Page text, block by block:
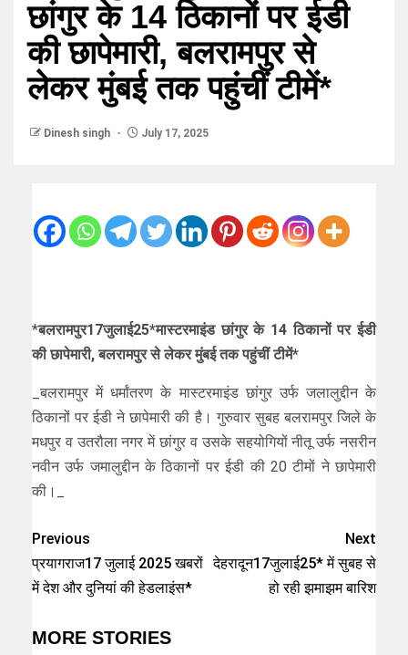
छांगुर के 14 ठिकानों पर ईडी
की छापेमारी, बलरामपुर से
लेकर मुंबई तक पहुंचीं टीमें*
Dinesh singh July 17, 2025
*बलरामपुर17जुलाई25*मास्टरमाइंड छांगुर के 14 ठिकानों पर ईडी
की छापेमारी, बलरामपुर से लेकर मुंबई तक पहुंचीं टीमें*
_बलरामपुर में धर्मांतरण के मास्टरमाइंड छांगुर उर्फ जलालुद्दीन के
ठिकानों पर ईडी ने छापेमारी की है। गुरुवार सुबह बलरामपुर जिले के
मधपुर व उतरौला नगर में छांगुर व उसके सहयोगियों नीतू उर्फ नसरीन
नवीन उर्फ जमालुद्दीन के ठिकानों पर ईडी की 20 टीमों ने छापेमारी
की।_
Previous
प्रयागराज17 जुलाई 2025 खबरों
में देश और दुनियां की हेडलाइंस*
Next
देहरादून17जुलाई25* में सुबह से
हो रही झमाझम बारिश
MORE STORIES